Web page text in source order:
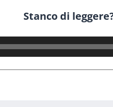
Stanco di